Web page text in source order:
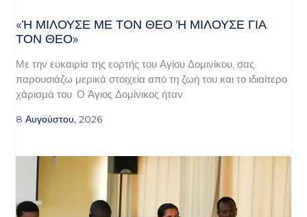
«Ή ΜΙΛΟΎΣΕ ΜΕ ΤΟΝ ΘΕΌ Ή ΜΙΛΟΎΣΕ ΓΙΑ ΤΟ
Ν ΘΕΌ»
Με την ευκαιρία της εορτής του Αγίου Δομινίκου, σας
παρουσιάζω μερικά στοιχεία από τη ζωή του και το ιδιαίτερο
χάρισμά του. Ο Άγιος Δομίνικος ήταν
8 Αυγούστου, 2026